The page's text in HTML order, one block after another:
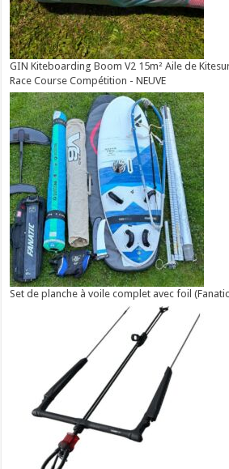
GIN Kiteboarding Boom V2 15m² Aile de
Race Course Compétition - NEUVE
Set de planche à voile complet avec foil